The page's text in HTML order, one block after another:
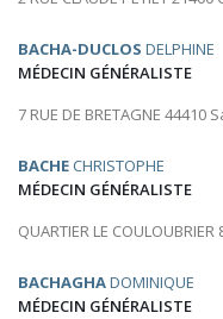
BACHA-DUCLOS DELPHINE
MÉDECIN GÉNÉRALISTE
7 RUE DE BRETAGNE 44410
BACHE CHRISTOPHE
MÉDECIN GÉNÉRALISTE
QUARTIER LE
BACHAGHADOMINIQUE
MÉDECIN GÉNÉRALISTE